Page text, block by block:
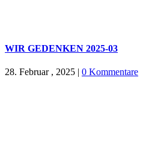
WIR GEDENKEN 2025-03
28. Februar , 2025 | 0 Kommentare